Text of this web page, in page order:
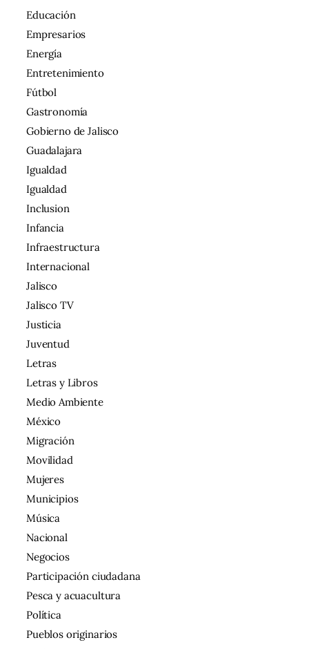
Educación
Empresarios
Energía
Entretenimiento
Fútbol
Gastronomía
Gobierno de Jalisco
Guadalajara
Igualdad
Igualdad
Inclusion
Infancia
Infraestructura
Internacional
Jalisco
Jalisco TV
Justicia
Juventud
Letras
Letras y Libros
Medio Ambiente
México
Migración
Movilidad
Mujeres
Municipios
Música
Nacional
Negocios
Participación ciudadana
Pesca y acuacultura
Política
Pueblos originarios